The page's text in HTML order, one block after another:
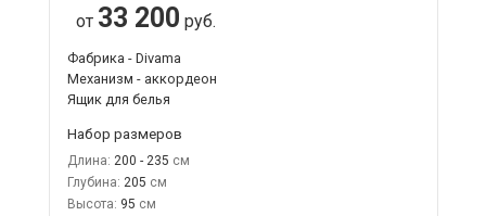
от 33 200 руб.
Фабрика - Divama
Механизм - аккордеон
Ящик для белья
Набор размеров
Длина: 200 - 235
Глубина: 205
Высота: 95